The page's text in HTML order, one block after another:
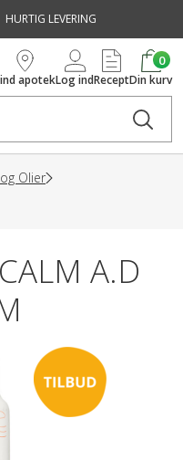
HURTIG LEVERING
apotekLog indRecept
0
Din kurv
Olier
A.D